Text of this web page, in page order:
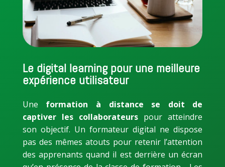
Le digital learning pour une meilleure
expérience utilisateur
Une formation à distance se doit de
captiver les collaborateurs pour atteindre
son objectif. Un formateur digital ne dispose
pas des mêmes atouts pour retenir l’attention
des apprenants quand il est derrière un écran